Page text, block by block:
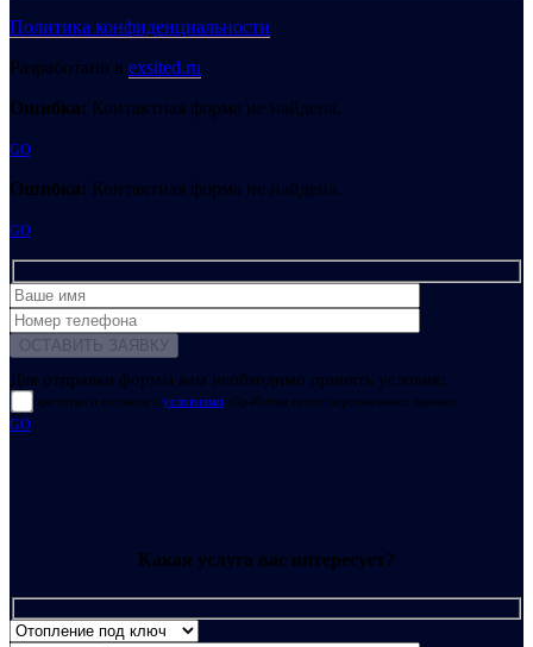
Политика конфиденциальности
Разработано в exsited.ru
Ошибка: Контактная форма не найдена.
GO
Ошибка: Контактная форма не найдена.
GO
Для отправки формы вам необходимо принять условия:
прочитал и согласен с условиями обработки своих персональных данных
GO
Какая услуга вас интересует?